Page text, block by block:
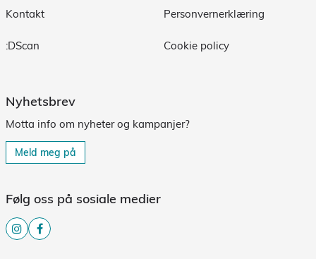
Kontakt
:DScan
Personvernerklæring
Cookie policy
Nyhetsbrev
Motta info om nyheter og kampanjer?
Meld meg på
Følg oss på sosiale medier